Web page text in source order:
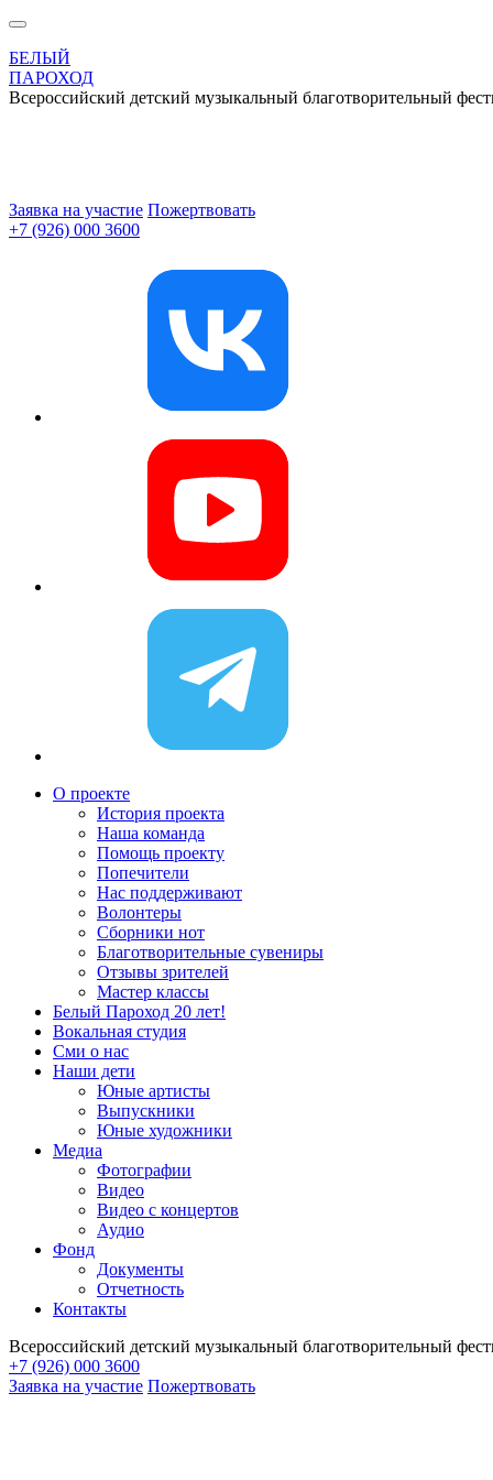
БЕЛЫЙ
ПАРОХОД
Всероссийский детский музыкальный благотворительный
Заявка на участие Пожертвовать
+7 (926) 000 3600
О проекте
История проекта
Наша команда
Помощь проекту
Попечители
Нас поддерживают
Волонтеры
Сборники нот
Благотворительные сувениры
Отзывы зрителей
Мастер классы
Белый Пароход 20 лет!
Вокальная студия
Сми о нас
Наши дети
Юные артисты
Выпускники
Юные художники
Медиа
Фотографии
Видео
Видео с концертов
Аудио
Фонд
Документы
Отчетность
Контакты
Всероссийский детский музыкальный благотворительный
+7 (926) 000 3600
Заявка на участие Пожертвовать